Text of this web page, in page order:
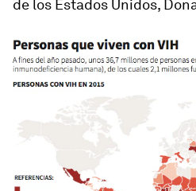
de los Estados Unidos,